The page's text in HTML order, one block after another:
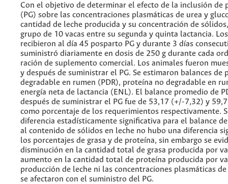
Con el objetivo de determinar el efecto de la inclusión de
(PG) sobre las concentraciones plasmáticas de urea y
cantidad de leche producida y su concentración de
grupo de 10 vacas entre su segunda y quinta lactancia.
recibieron al día 45 posparto PG y durante 3 días
suministró diariamente en dosis de 250 g durante cada
ración de suplemento comercial. Los animales fueron
y después de suministrar el PG. Se estimaron balances de
degradable en rumen (PDR), proteína no degradable en
energía neta de lactancia (ENL). El balance promedio de
después de suministrar el PG fue de 53,17 (+/-7,32) y
como porcentaje de los requerimientos respectivamente.
diferencia estadísticamente significativa para el balance de
al contenido de sólidos en leche no hubo una diferencia
los porcentajes de grasa y de proteína, sin embargo se
disminución en la cantidad total de grasa producida por
aumento en la cantidad total de proteína producida por
producción de leche ni las concentraciones plasmáticas
se afectaron con el suministro del PG.